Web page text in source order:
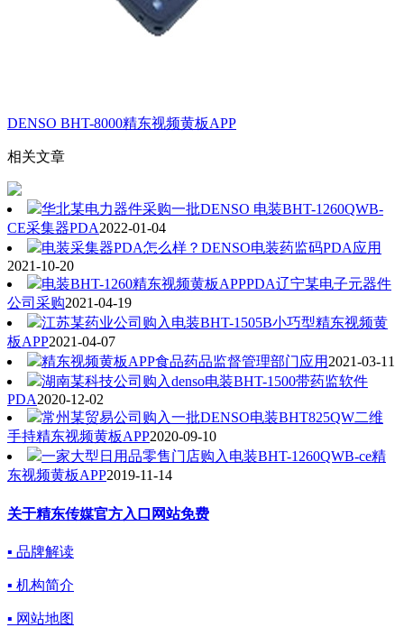
DENSO BHT-8000精东视频黄板APP
相关文章
华北某电力器件采购一批DENSO 电装BHT-1260QWB-
CE采集器PDA2022-01-04
电装采集器PDA怎么样？DENSO电装药监码PDA应用
2021-10-20
电装BHT-1260精东视频黄板APPPDA辽宁某电子元器件
公司采购2021-04-19
江苏某药业公司购入电装BHT-1505B小巧型精东视频黄
板APP2021-04-07
精东视频黄板APP食品药品监督管理部门应用 2021-03-11
湖南某科技公司购入denso电装BHT-1500带药监软件
PDA2020-12-02
常州某贸易公司购入一批DENSO电装BHT825QW二维
手持精东视频黄板APP2020-09-10
一家大型日用品零售门店购入电装BHT-1260QWB-ce精
东视频黄板APP2019-11-14
关于精东传媒官方入口网站免费
▪ 品牌解读
▪ 机构简介
▪ 网站地图